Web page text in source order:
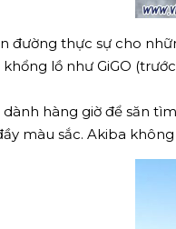
đường thực sự cho
lồ như GiGO
hàng giờ để săn
màu sắc. Akiba